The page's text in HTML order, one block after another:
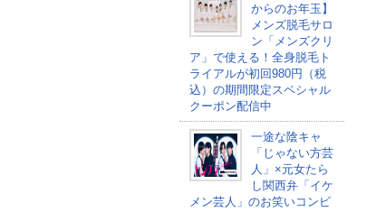
からのお年玉】
メンズ脱毛サロ
ン「メンズクリ
ア」で使える！全身脱毛ト
ライアルが初回980円（税
込）の期間限定スペシャル
クーポン配信中
一途な陰キャ
「じゃない方芸
人」×元女たら
し関西弁「イケ
メン芸人」のお笑いコンビ